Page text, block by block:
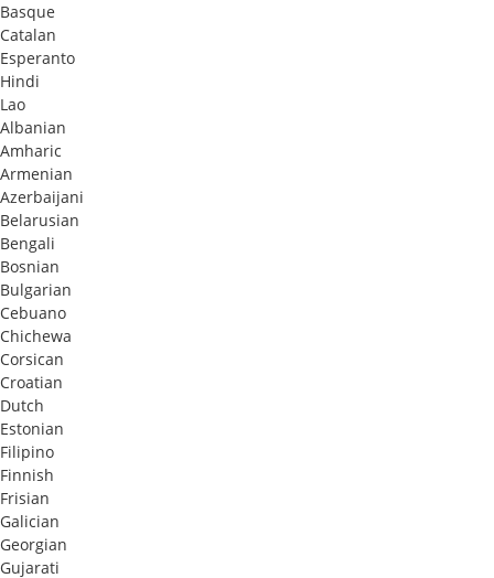
Basque
Catalan
Esperanto
Hindi
Lao
Albanian
Amharic
Armenian
Azerbaijani
Belarusian
Bengali
Bosnian
Bulgarian
Cebuano
Chichewa
Corsican
Croatian
Dutch
Estonian
Filipino
Finnish
Frisian
Galician
Georgian
Gujarati